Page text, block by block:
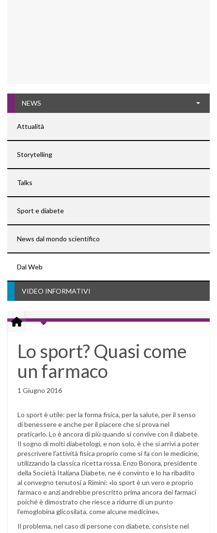
NEWS
Attualità
Storytelling
Talks
Sport e diabete
News dal mondo scientifico
Dal Web
VIDEO INFORMATIVI
Lo sport? Quasi come
un farmaco
1 Giugno 2016
Lo sport è utile: per la forma fisica, per la salute, per il senso
di benessere e anche per il piacere che si prova nel
praticarlo. Lo è ancora di più quando si convive con il diabete.
Il sogno di molti diabetologi, e non solo, è che si arrivi a poter
prescrivere l’attività fisica proprio come si fa con le medicine,
utilizzando la classica ricetta rossa. Enzo Bonora, presidente
della Società Italiana Diabete, ne è convinto e lo ha ribadito
al convegno tenutosi a Rimini: «lo sport è un vero e proprio
farmaco e anzi andrebbe prescritto prima ancora dei farmaci
poiché è dimostrato che riesce a ridurre di un punto
l’emoglobina glicosilata, come alcune medicine».
Il problema, nel caso di persone con diabete, consiste nel